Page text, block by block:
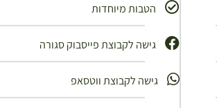
הטבות מיוחדות
גישה לקבוצת פייסבוק סגורה ​
גישה לקבוצת ווטסאפ